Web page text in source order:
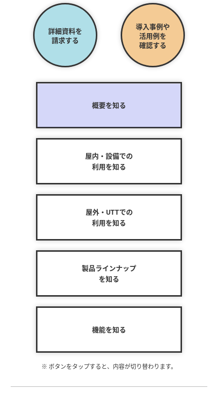
詳細資料を
請求する
導入事例や
活用例を
確認する
概要を知る
屋内・設備での
利用を知る
屋外・UTTでの
利用を知る
製品ラインナップ
を知る
機能を知る
※ ボタンをタップすると、内容が切り替わります。